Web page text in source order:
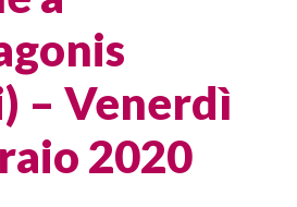
– Venerdì
2020